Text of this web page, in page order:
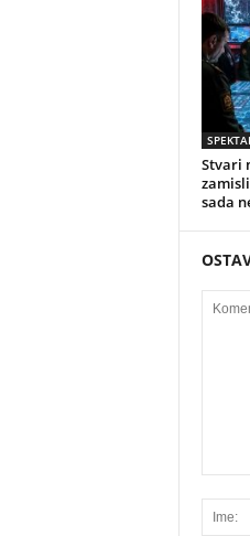
Stvari
sada